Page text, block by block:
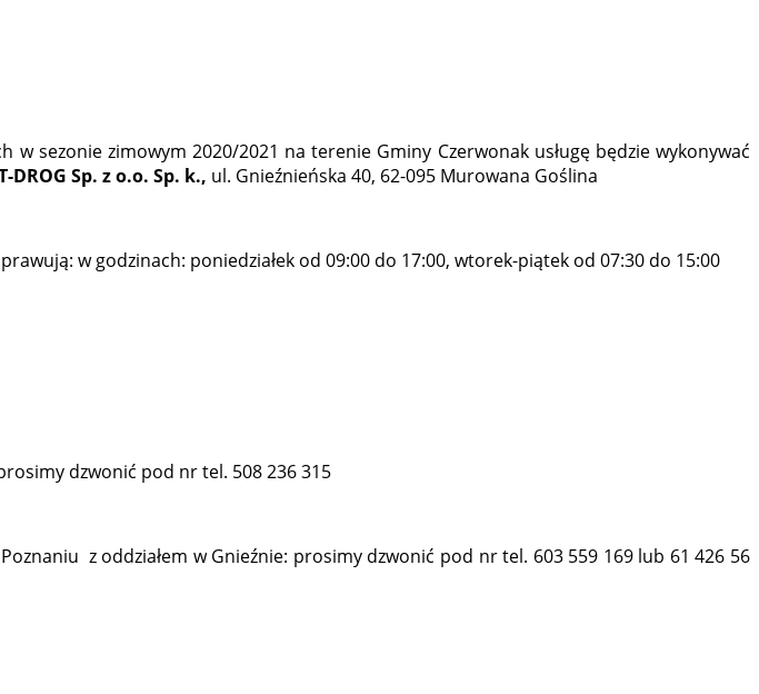
sezonie zimowym 2020/2021 na terenie Gminy Czerwonak usługę będzie wykonywać
DROG Sp. z o.o. Sp. k., ul. Gnieźnieńska 40, 62-095 Murowana Goślina
w godzinach: poniedziałek od 09:00 do 17:00, wtorek-piątek od 07:30 do 15:00
dzwonić pod nr tel. 508 236 315
z oddziałem w Gnieźnie: prosimy dzwonić pod nr tel. 603 559 169 lub 61 426 56